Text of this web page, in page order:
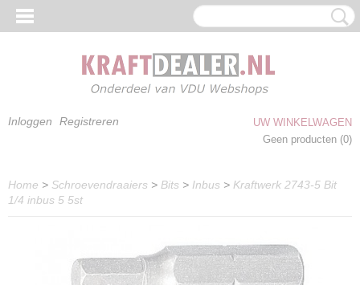
Inloggen Registreren
UW WINKELWAGEN
Geen producten (0)
Home > Schroevendraaiers > Bits > Inbus > Kraftwerk 2743-5 Bit
1/4 inbus 5 5st